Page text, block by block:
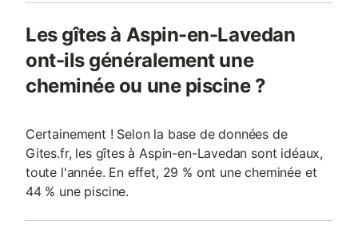
Les gîtes à Aspin-en-Lavedan
ont-ils généralement une
cheminée ou une piscine ?
Certainement ! Selon la base de données de
Gites.fr, les gîtes à Aspin-en-Lavedan sont idéaux,
toute l'année. En effet, 29 % ont une cheminée et
44 % une piscine.